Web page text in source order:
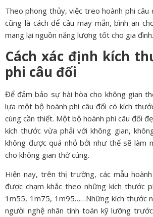
Theo phong thủy, việc treo hoành phi
cũng là cách để cầu may mắn, bình an
mang lại nguồn năng lượng tốt cho gia đình.
Cách xác định kích
phi câu đối
Để đảm bảo sự hài hòa cho không gian
lựa một bộ hoành phi câu đối có kích
cùng cần thiết. Một bộ hoành phi câu đối
kích thước vừa phải với không gian,
không được quá nhỏ bởi như thế sẽ làm
cho không gian thờ cúng.
Hiện nay, trên thị trường, các mẫu
được chạm khắc theo những kích thước
1m55, 1m75, 1m95……Những kích thước
người nghệ nhân tính toán kỹ lưỡng